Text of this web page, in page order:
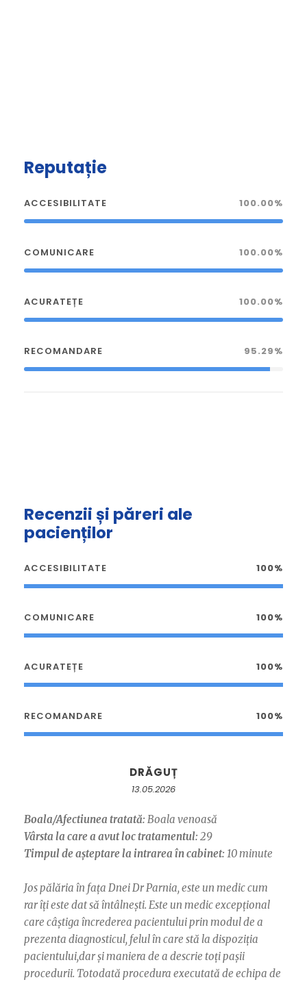
Reputație
ACCESIBILITATE 100.00%
COMUNICARE 100.00%
ACURATEȚE 100.00%
RECOMANDARE 95.29%
Recenzii și păreri ale
pacienților
ACCESIBILITATE 100%
COMUNICARE 100%
ACURATEȚE 100%
RECOMANDARE 100%
DRĂGUȚ
13.05.2026
Boala/Afectiunea tratată: Boala venoasă
Vârsta la care a avut loc tratamentul: 29
Timpul de așteptare la intrarea în cabinet: 10 minute
Jos pălăria în fața Dnei Dr Parnia, este un medic cum
rar îți este dat să întâlnești. Este un medic excepțional
care câștiga încrederea pacientului prin modul de a
prezenta diagnosticul, felul în care stă la dispoziția
pacientului,dar și maniera de a descrie toți pașii
procedurii. Totodată procedura executată de echipa de